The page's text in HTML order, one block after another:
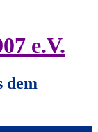
e.V.
dem